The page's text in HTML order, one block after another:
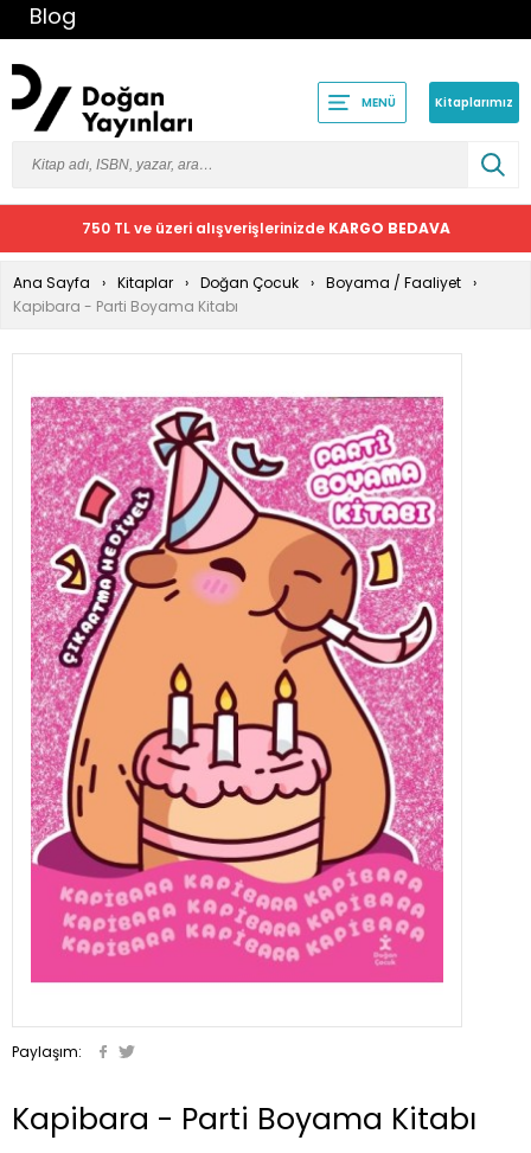
Blog
MENÜ Kitaplarımız
750 TL ve üzeri alışverişlerinizde KARGO BEDAVA
Ana Sayfa Kitaplar Doğan Çocuk
Boyama / Faaliyet
Kapibara - Parti Boyama Kitabı
Paylaşım:
Kapibara - Parti Boyama Kitabı